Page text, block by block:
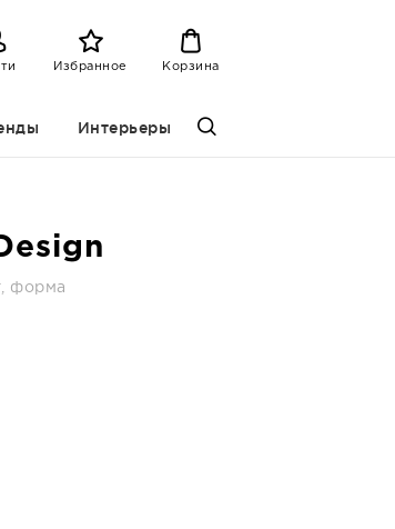
Избранное Корзина
Интерьеры
форма